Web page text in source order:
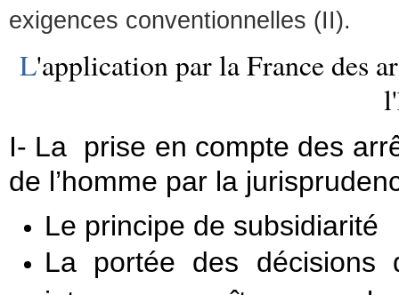
exigences conventionnelles (II).
L'application par la France des
I- La prise en compte des
de l’homme par la
Le principe de subsidiarité
La portée des décisions